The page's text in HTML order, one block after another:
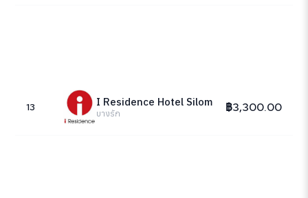
13 I Residence Hotel Silom
บางรัก ฿3,300.00